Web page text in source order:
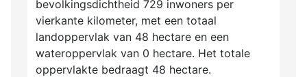
bevolkingsdichtheid 729 inwoners per
vierkante kilometer, met een totaal
landoppervlak van 48 hectare en een
wateroppervlak van 0 hectare. Het totale
oppervlakte bedraagt 48 hectare.